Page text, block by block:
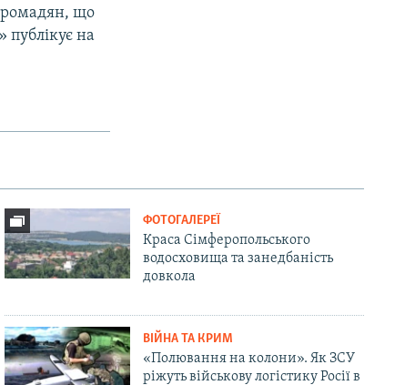
що
публікує на
ФОТОГАЛЕРЕЇ
Краса Сімферопольського
водосховища та занедбаність
довкола
ВІЙНА ТА КРИМ
«Полювання на колони». Як ЗСУ
ріжуть військову логістику Росії в